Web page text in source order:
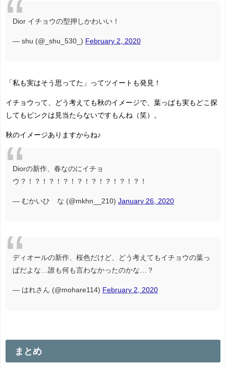
Dior イチョウの型押しかわいい！
— shu (@_shu_530_) February 2, 2020
「私も実はそう思ってた」ってツイートも発見！
イチョウって、どう考えても秋のイメージで、葉っぱも実もどこ探
してもピンクは見当たらないですもんね（笑）。
秋のイメージありますからね♪
Diorの新作、春なのにイチョ
ウ？！？！？！？！？！？！？！？！？！
— むかいひ な (@mkhn__210) January 26, 2020
ディオールの新作、桜色だけど、どう考えてもイチョウの葉っ
ぱだよな…誰も何も言わなかったのかな…？
— はれさん (@mohare114) February 2, 2020
まとめ